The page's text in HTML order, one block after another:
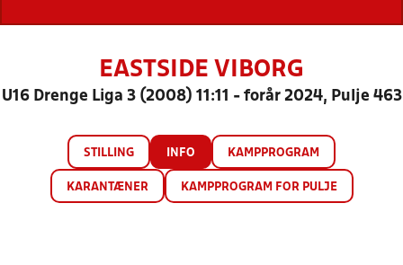
EASTSIDE VIBORG
U16 Drenge Liga 3 (2008) 11:11 - forår 2024, Pulje 463
STILLING INFO KAMPPROGRAM
KARANTÆNER KAMPPROGRAM FOR PULJE